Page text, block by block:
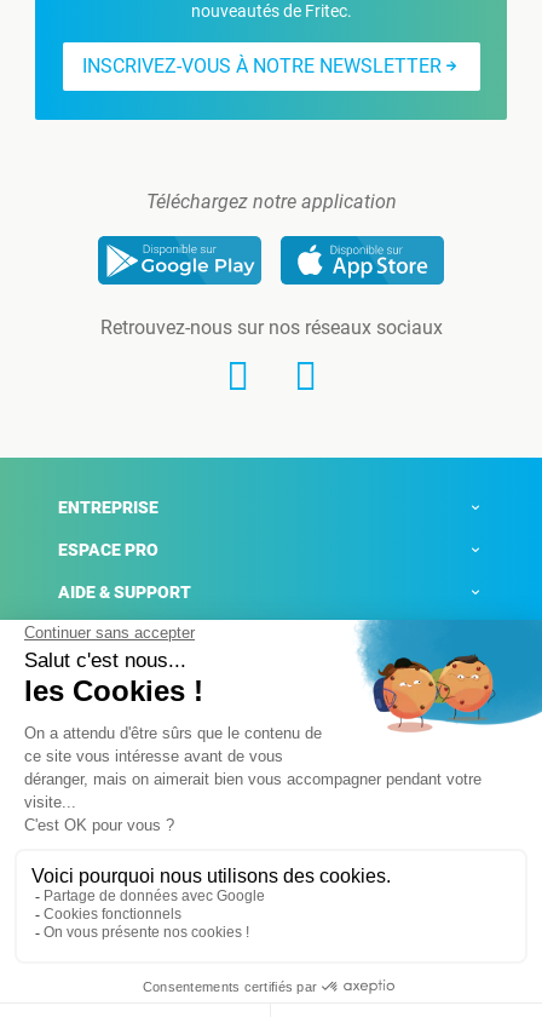
nouveautés de Fritec.
INSCRIVEZ-VOUS À NOTRE NEWSLETTER
Téléchargez notre application
Retrouvez-nous sur nos réseaux sociaux
ENTREPRISE
ESPACE PRO
AIDE & SUPPORT
ACTUALITÉS
Mentions légales
Conditions générales de ventes
Plateforme de signalement